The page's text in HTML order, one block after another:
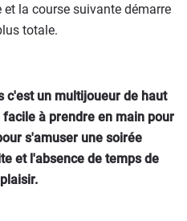
la course suivante démarre
totale.
c'est un multijoueur de haut
à prendre en main pour
s'amuser une soirée
et l'absence de temps de